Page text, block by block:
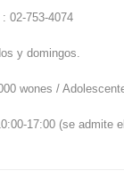
: 02-753-4074
y domingos.
wones /
17:00 (se admite